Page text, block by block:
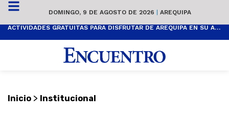
DOMINGO, 9 DE AGOSTO DE 2026 | AREQUIPA
ACTIVIDADES GRATUITAS PARA DISFRUTAR DE AREQUIPA EN SU ANIVERSARIO
Inicio > Institucional